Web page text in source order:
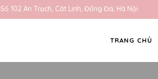
Số 102 An Trạch, Cát Linh, Đống Đa, Hà Nội
TRANG CHỦ